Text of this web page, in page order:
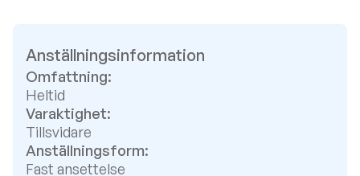
Anställningsinformation
Omfattning:
Heltid
Varaktighet:
Tillsvidare
Anställningsform:
Fast ansettelse